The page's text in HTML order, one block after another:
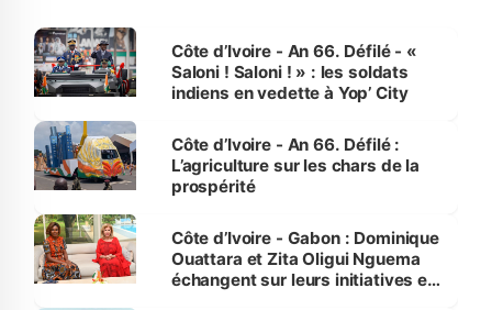
Côte d’Ivoire - An 66. Défilé - «
Saloni ! Saloni ! » : les soldats
indiens en vedette à Yop’ City
Côte d’Ivoire - An 66. Défilé :
L’agriculture sur les chars de la
prospérité
Côte d’Ivoire - Gabon : Dominique
Ouattara et Zita Oligui Nguema
échangent sur leurs initiatives en